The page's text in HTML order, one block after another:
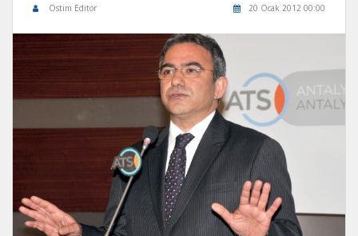
Ostim Editör 20 Ocak 2012 00:00